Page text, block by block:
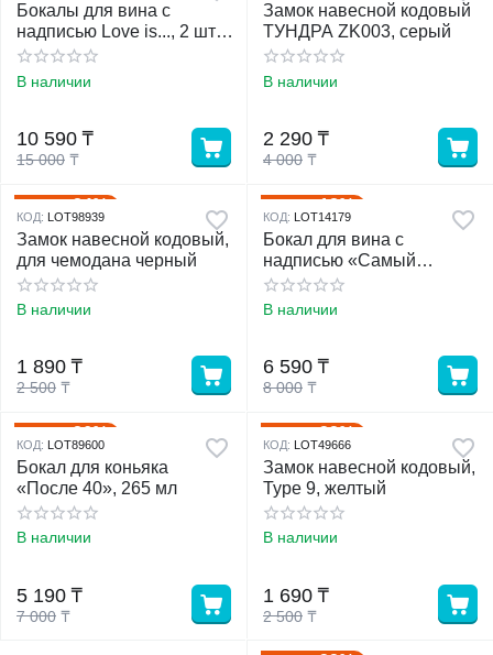
Бокалы для вина с
надписью Love is..., 2 шт.
по 360 мл, 18+
В наличии
15 000 ₸
10 590 ₸
Замок навесной кодовый
ТУНДРА ZK003, серый
В наличии
4 000 ₸
2 290 ₸
24%
КОД: LOT98939
Замок навесной кодовый,
для чемодана черный
В наличии
2 500 ₸
1 890 ₸
18%
КОД: LOT14179
Бокал для вина с
надписью «Самый
лучший руководитель»,
360 мл
В наличии
8 000 ₸
6 590 ₸
26%
КОД: LOT89600
Бокал для коньяка
«После 40», 265 мл
В наличии
7 000 ₸
5 190 ₸
32%
КОД: LOT49666
Замок навесной кодовый,
Type 9, желтый
В наличии
2 500 ₸
1 690 ₸